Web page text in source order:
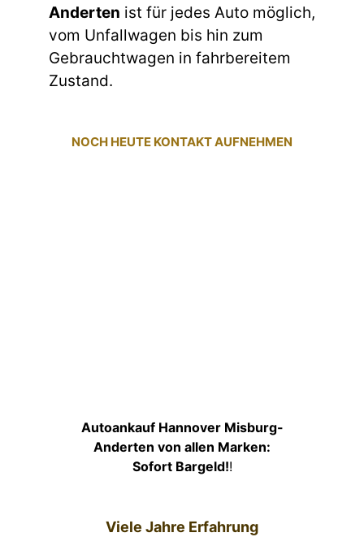
Anderten ist für jedes Auto möglich,
vom Unfallwagen bis hin zum
Gebrauchtwagen in fahrbereitem
Zustand.
NOCH HEUTE KONTAKT AUFNEHMEN
Autoankauf Hannover Misburg-
Anderten von allen Marken:
Sofort Bargeld!!
Viele Jahre Erfahrung